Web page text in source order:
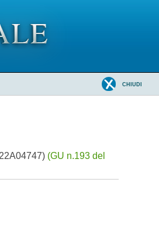
CHIUDI
(GU n.193 del